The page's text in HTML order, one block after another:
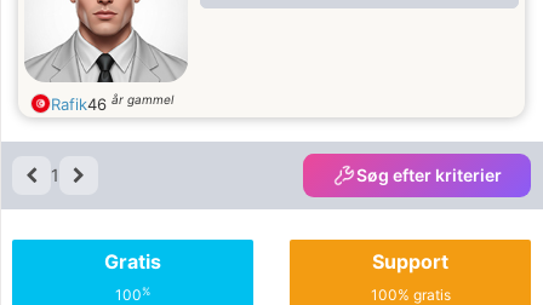
Rafik46 år gammel
1 Søg efter kriterier
Gratis
100%
Support
100% gratis